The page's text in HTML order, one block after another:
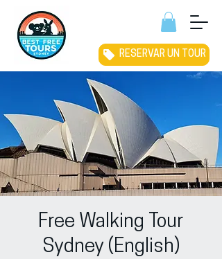
RESERVAR UN TOUR
Free Walking Tour
Sydney (English)